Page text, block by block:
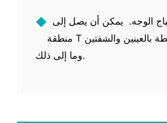
◆
منطقة T مثل الأنف والمنطقة المحيطة بالعينين والشفتين
وما إلى ذلك.